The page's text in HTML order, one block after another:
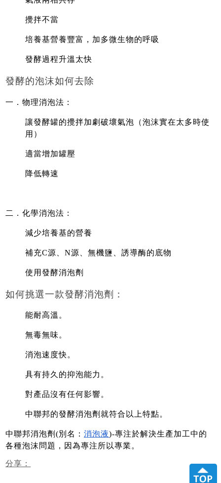
攪拌不當
培養基營養豐富，加多微生物的呼吸
發酵過程升溫太快
發酵的泡沫如何去除
一．物理消泡法：
讓發酵罐的攪拌加劇破壞氣泡（泡沫實在太多時使
用）
適當增加罐壓
降低轉速
二．化學消泡法：
減少培養基的營養
補充C源、N源、無機鹽、誘導酶的底物
使用發酵消泡劑
如何挑選一款發酵消泡劑：
能耐高溫。
無毒無味。
消泡速度快。
具有持久的抑泡能力。
對產品沒有任何影響。
中聯邦的發酵消泡劑就符合以上特點。
中聯邦消泡劑(別名：消泡液)-專注於解決生產加工中的
各種泡沫問題，因為專注所以專業。
分享：